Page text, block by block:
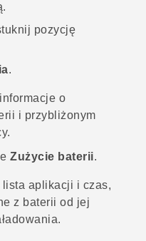
pozycję
.
o
i przybliżonym
Zużycie baterii.
aplikacji i czas,
z baterii od jej